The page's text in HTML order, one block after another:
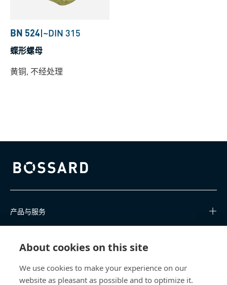
About cookies on this site
We use cookies to make your experience on our
website as pleasant as possible and to optimize it.
BN 524|~DIN 315
蝶形螺母
黄铜, 不经处理
Bossard homepage
产品与服务